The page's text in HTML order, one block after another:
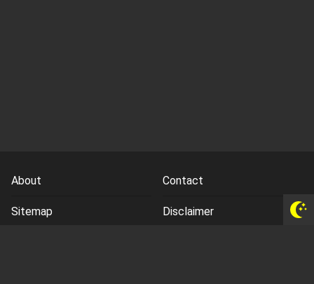
About Contact
Sitemap Disclaimer